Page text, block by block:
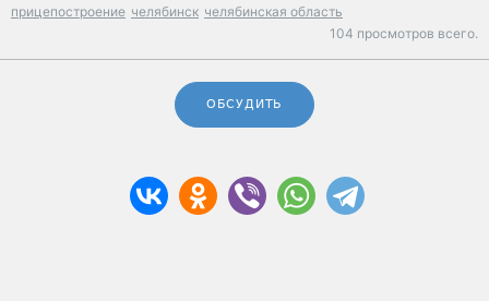
прицепостроение челябинск челябинская область
104 просмотров всего.
ОБСУДИТЬ